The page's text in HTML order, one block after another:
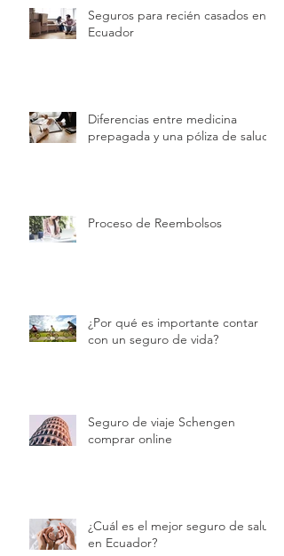
Seguros para recién casados en
Ecuador
Diferencias entre medicina
prepagada y una póliza de salud
Proceso de Reembolsos
¿Por qué es importante contar
con un seguro de vida?
Seguro de viaje Schengen
comprar online
¿Cuál es el mejor seguro de salud
en Ecuador?